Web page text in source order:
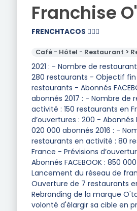
Franchise
FRENCHTACOS 🧏🏼‍♂️
Café - Hôtel - Restaurant >
2021 : - Nombre de
280 restaurants - Objectif fin
restaurants - Abonnés
abonnés 2017 : - Nombre de
activité : 150 restaurants en
d’ouvertures : 200 - Abonnés
020 000 abonnés 2016 : -
restaurants en activité : 80
France - Prévisions
Abonnés FACEBOOK : 850
Lancement du réseau de
Ouverture de 7 restaurants
Rebranding de la marque
volonté d'élargir sa cible en